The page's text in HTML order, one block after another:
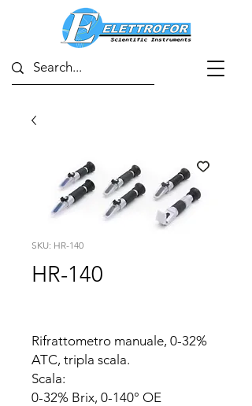
SKU: HR-140
HR-140
Rifrattometro manuale, 0-32%
ATC, tripla scala.
Scala:
0-32% Brix, 0-140° OE